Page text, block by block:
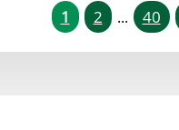
1 2 ... 40